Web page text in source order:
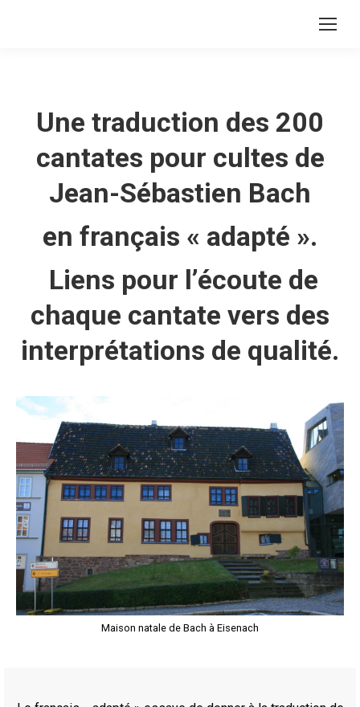
Une traduction des 200
cantates pour cultes de
Jean-Sébastien Bach
en français « adapté ».
Liens pour l’écoute de
chaque cantate vers des
interprétations de qualité.
Maison natale de Bach à Eisenach